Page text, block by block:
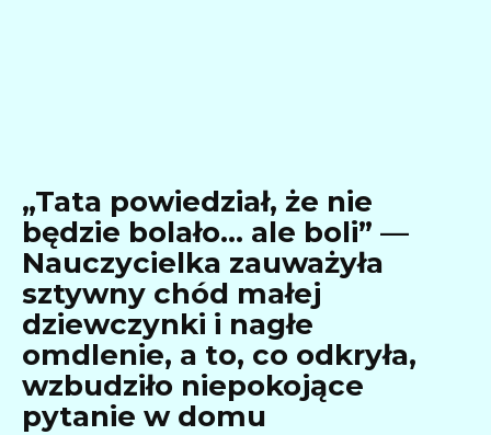
„Tata powiedział, że nie
będzie bolało… ale boli” —
Nauczycielka zauważyła
sztywny chód małej
dziewczynki i nagłe
omdlenie, a to, co odkryła,
wzbudziło niepokojące
pytanie w domu